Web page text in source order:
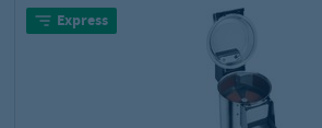
Express